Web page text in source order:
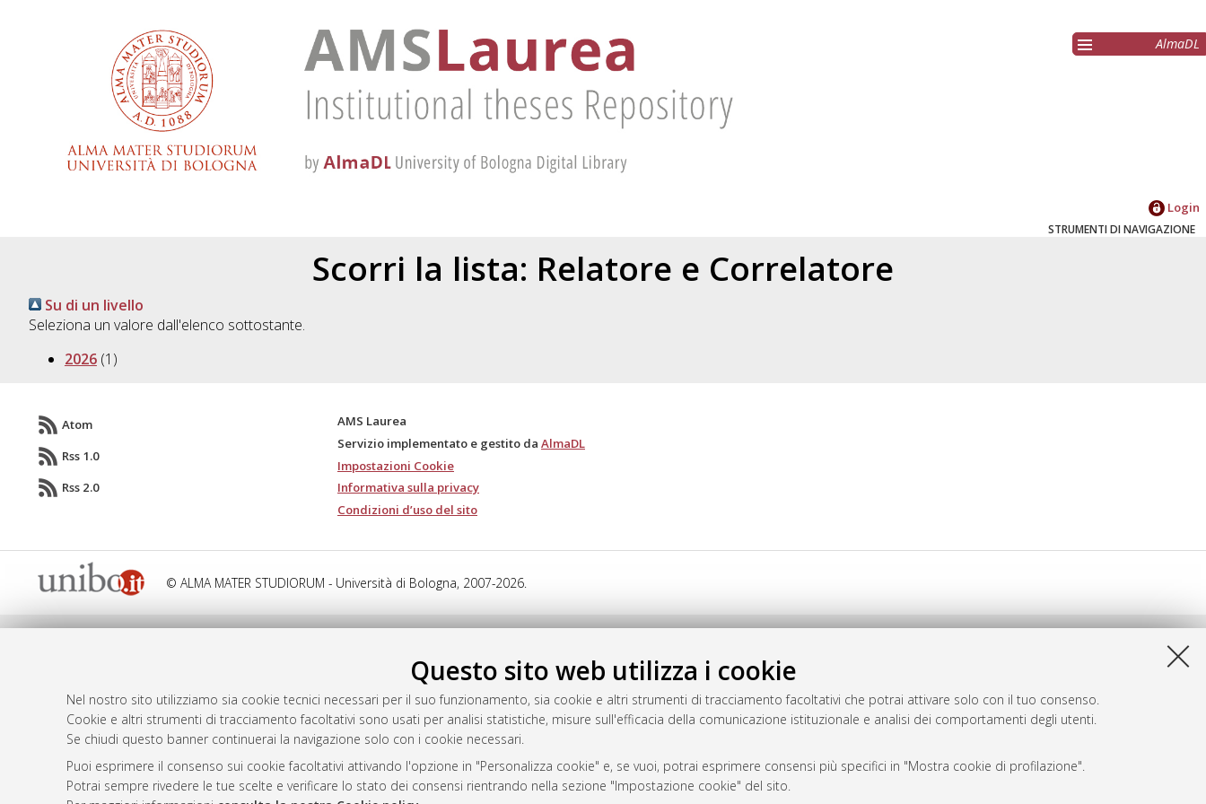
Questo sito web utilizza i cookie
Nel nostro sito utilizziamo sia cookie tecnici necessari per il suo funzionamento, sia cookie e altri strumenti di tracciamento facoltativi che potrai attivare solo con il tuo consenso.
Cookie e altri strumenti di tracciamento facoltativi sono usati per analisi statistiche, misure sull'efficacia della comunicazione istituzionale e analisi dei comportamenti degli utenti.
Se chiudi questo banner continuerai la navigazione solo con i cookie necessari.
Puoi esprimere il consenso sui cookie facoltativi attivando l'opzione in "Personalizza cookie" e, se vuoi, potrai esprimere consensi più specifici in "Mostra cookie di profilazione".
Potrai sempre rivedere le tue scelte e verificare lo stato dei consensi rientrando nella sezione "Impostazione cookie" del sito.
AlmaDL
Login
STRUMENTI DI NAVIGAZIONE
Scorri la lista: Relatore e Correlatore
Su di un livello
Seleziona un valore dall'elenco sottostante.
2026(1)
Atom
Rss 1.0
Rss 2.0
AMS Laurea
Servizio implementato e gestito da AlmaDL
Impostazioni Cookie
Informativa sulla privacy
Condizioni d’uso del sito
© ALMA MATER STUDIORUM - Università di Bologna, 2007-2026.